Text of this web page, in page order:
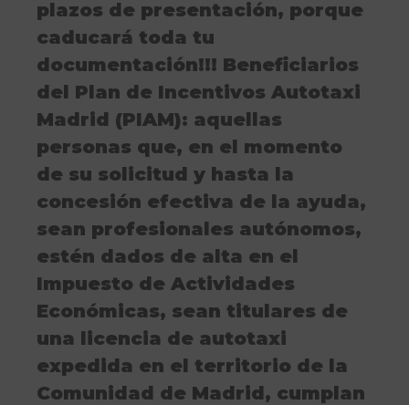
plazos de presentación, porque
caducará toda tu
documentación!!! Beneficiarios
del Plan de Incentivos Autotaxi
Madrid (PIAM): aquellas
personas que, en el momento
de su solicitud y hasta la
concesión efectiva de la ayuda,
sean profesionales autónomos,
estén dados de alta en el
Impuesto de Actividades
Económicas, sean titulares de
una licencia de autotaxi
expedida en el territorio de la
Comunidad de Madrid, cumplan